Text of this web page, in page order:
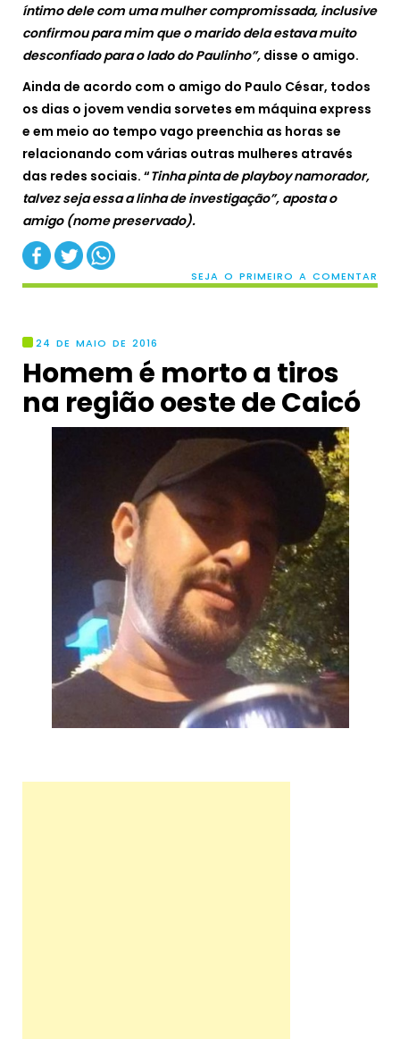
íntimo dele com uma mulher compromissada, inclusive
confirmou para mim que o marido dela estava muito
desconfiado para o lado do Paulinho”, disse o amigo.
Ainda de acordo com o amigo do Paulo César, todos
os dias o jovem vendia sorvetes em máquina express
e em meio ao tempo vago preenchia as horas se
relacionando com várias outras mulheres através
das redes sociais. “Tinha pinta de playboy namorador,
talvez seja essa a linha de investigação”, aposta o
amigo (nome preservado).
SEJA O PRIMEIRO A COMENTAR
24 DE MAIO DE 2016
Homem é morto a tiros
na região oeste de Caicó